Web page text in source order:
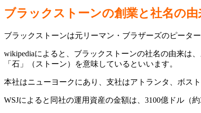
ブラックストーンの創業と社名の
ブラックストーンは元リーマン・ブラザーズのピータ
wikipediaによると、ブラックストーンの社名の由来は
「石」（ストーン）を意味しているといいます。
本社はニューヨークにあり、支社はアトランタ、ボス
WSJによると同社の運用資産の金額は、3100億ドル（